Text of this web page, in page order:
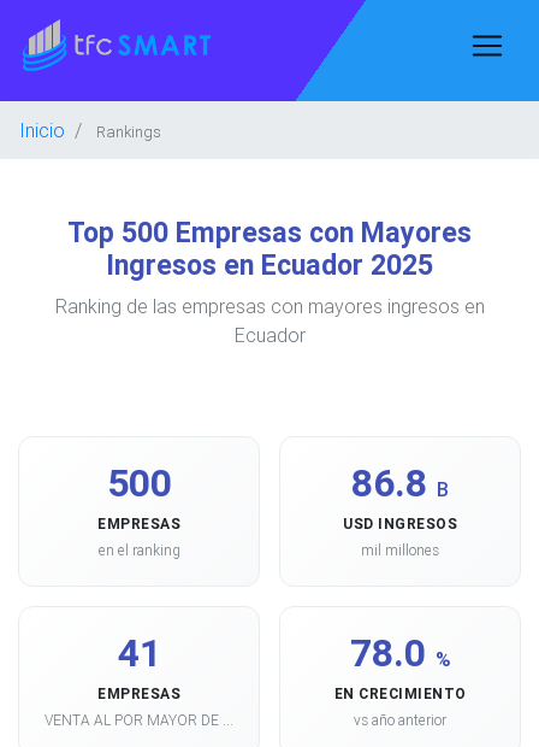
Inicio Rankings
Top 500 Empresas con Mayores
Ingresos en Ecuador 2025
Ranking de las empresas con mayores ingresos en
Ecuador
500
EMPRESAS
en el ranking
86.8 B
USD INGRESOS
mil millones
41
EMPRESAS
VENTA AL POR MAYOR DE ...
78.0 %
EN CRECIMIENTO
vs año anterior